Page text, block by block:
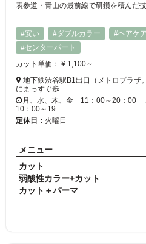
#安い
#ダブルカラー #ヘアケア
#センターパート
カット単価： ¥ 1,100～
地下鉄渋谷駅B1出口（メトロプラザ
にまっすぐ歩…
月、水、木、金 11：00～20：
10：00～19…
定休日： 火曜日
メニュー
カット
弱酸性カラー+カット
カット＋パーマ